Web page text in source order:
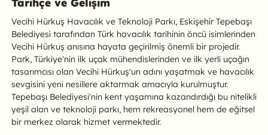
Vecihi Hürkuş Havacılık ve
Tarihçe ve Gelişim
Vecihi Hürkuş Havacılık ve Teknoloji Parkı, Eskişehir Tepebaşı
Belediyesi tarafından Türk havacılık tarihinin öncü isimlerinden
Vecihi Hürkuş anısına hayata geçirilmiş önemli bir projedir.
Park, Türkiye'nin ilk uçak mühendislerinden ve ilk yerli uçağın
tasarımcısı olan Vecihi Hürkuş'un adını yaşatmak ve havacılık
sevgisini yeni nesillere aktarmak amacıyla kurulmuştur.
Tepebaşı Belediyesi'nin kent yaşamına kazandırdığı bu nitelikli
yeşil alan ve teknoloji parkı, hem rekreasyonel hem de eğitsel
bir merkez olarak hizmet vermektedir.